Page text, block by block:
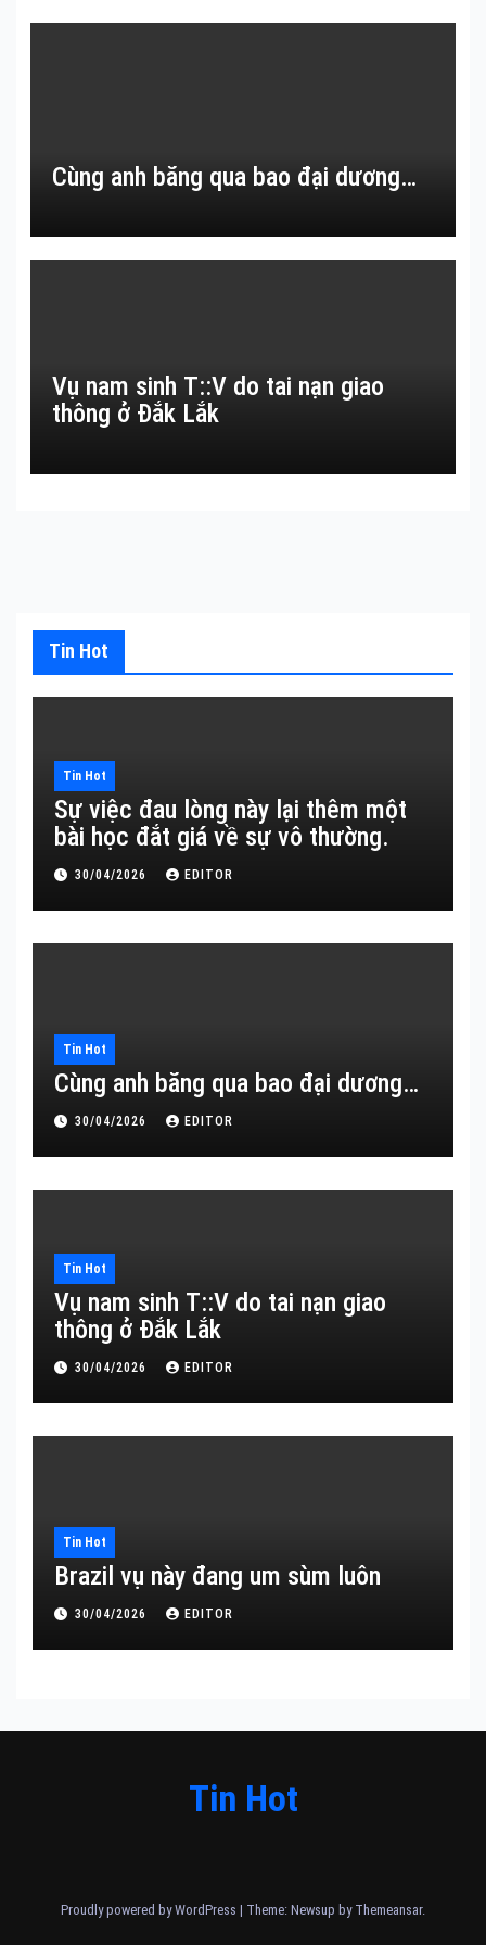
Cùng anh băng qua bao đại dương…
Vụ nam sinh T::V do tai nạn giao
thông ở Đắk Lắk
Tin Hot
Tin Hot
Sự việc đau lòng này lại thêm một
bài học đắt giá về sự vô thường.
30/04/2026 EDITOR
Tin Hot
Cùng anh băng qua bao đại dương…
30/04/2026 EDITOR
Tin Hot
Vụ nam sinh T::V do tai nạn giao
thông ở Đắk Lắk
30/04/2026 EDITOR
Tin Hot
Brazil vụ này đang um sùm luôn
30/04/2026 EDITOR
Tin Hot
Proudly powered by WordPress | Theme: Newsup by Themeansar.